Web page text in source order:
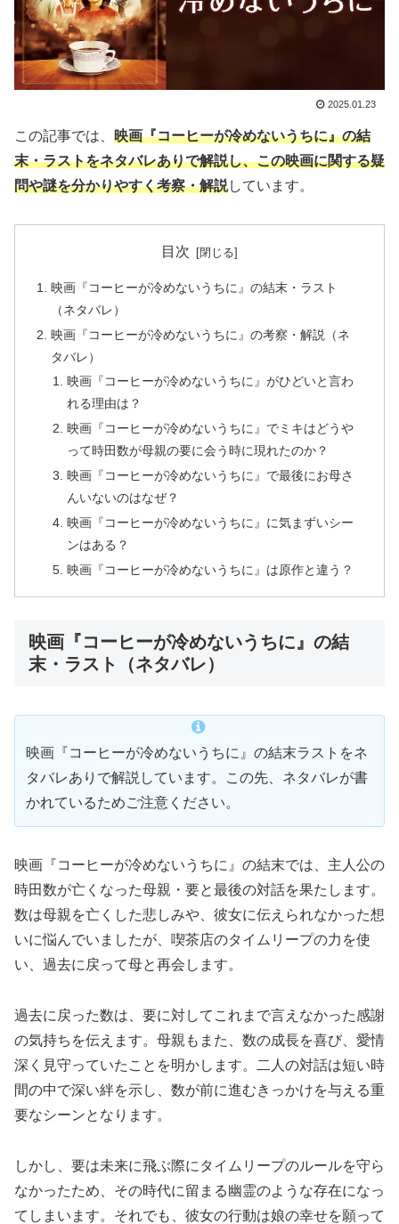
2025.01.23
この記事では、 映画『コーヒーが冷めないうちに』の結
末・ラストをネタバレありで解説し、この映画に関する疑
問や謎を分かりやすく考察・解説しています。
目次
映画『コーヒーが冷めないうちに』の結末・ラスト
（ネタバレ）
映画『コーヒーが冷めないうちに』の考察・解説（ネ
タバレ）
映画『コーヒーが冷めないうちに』がひどいと言わ
れる理由は？
映画『コーヒーが冷めないうちに』でミキはどうや
って時田数が母親の要に会う時に現れたのか？
映画『コーヒーが冷めないうちに』で最後にお母さ
んいないのはなぜ？
映画『コーヒーが冷めないうちに』に気まずいシー
ンはある？
映画『コーヒーが冷めないうちに』は原作と違う？
映画『コーヒーが冷めないうちに』の結
末・ラスト（ネタバレ）
映画『コーヒーが冷めないうちに』の結末ラストをネ
タバレありで解説しています。この先、ネタバレが書
かれているためご注意ください。
映画『コーヒーが冷めないうちに』の結末では、主人公の
時田数が亡くなった母親・要と最後の対話を果たします。
数は母親を亡くした悲しみや、彼女に伝えられなかった想
いに悩んでいましたが、喫茶店のタイムリープの力を使
い、過去に戻って母と再会します。
過去に戻った数は、要に対してこれまで言えなかった感謝
の気持ちを伝えます。母親もまた、数の成長を喜び、愛情
深く見守っていたことを明かします。二人の対話は短い時
間の中で深い絆を示し、数が前に進むきっかけを与える重
要なシーンとなります。
しかし、要は未来に飛ぶ際にタイムリープのルールを守ら
なかったため、その時代に留まる幽霊のような存在になっ
てしまいます。それでも、彼女の行動は娘の幸せを願って